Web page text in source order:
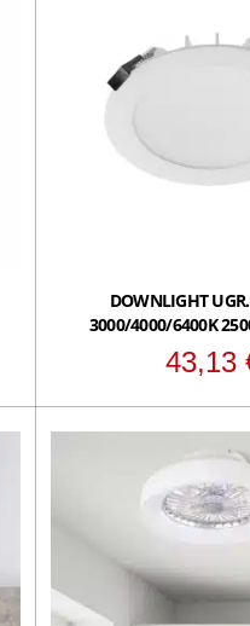
ZVUČNIČKI KABEL
DOWNLIGHT
3000/4000/6400K
43,13